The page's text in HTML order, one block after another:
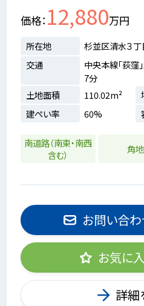
価格 12,880万円
所在地
杉並区清水３丁
交通
中央本線「荻窪
7分
土地面積
110.02m²
建ぺい率
60%
南道路（南東・南西
含む）
角地
お問い合わ
お気に
詳細